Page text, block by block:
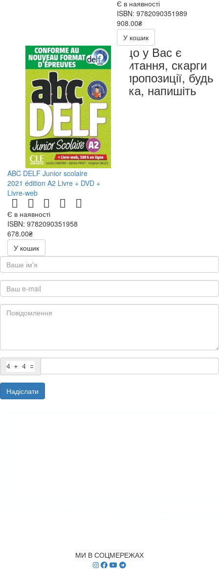
Є в наявності
ISBN: 9782090351989
908.00₴
У кошик
ABC DELF Junior scolaire
2021 édition A2 Livre + DVD +
Livre-web
Є в наявності
ISBN: 9782090351958
678.00₴
У кошик
Якщо у Вас є
запитання, скарги
чи пропозиції, будь
ласка, напишіть
Надіслати
МИ В СОЦМЕРЕЖАХ